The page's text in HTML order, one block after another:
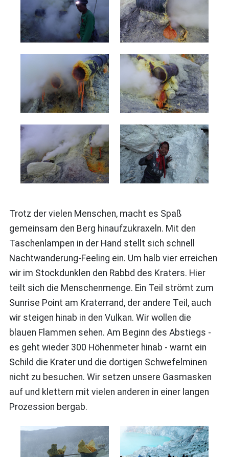
Trotz der vielen Menschen, macht es Spaß
gemeinsam den Berg hinaufzukraxeln. Mit den
Taschenlampen in der Hand stellt sich schnell
Nachtwanderung-Feeling ein. Um halb vier erreichen
wir im Stockdunklen den Rabbd des Kraters. Hier
teilt sich die Menschenmenge. Ein Teil strömt zum
Sunrise Point am Kraterrand, der andere Teil, auch
wir steigen hinab in den Vulkan. Wir wollen die
blauen Flammen sehen. Am Beginn des Abstiegs -
es geht wieder 300 Höhenmeter hinab - warnt ein
Schild die Krater und die dortigen Schwefelminen
nicht zu besuchen. Wir setzen unsere Gasmasken
auf und klettern mit vielen anderen in einer langen
Prozession bergab.